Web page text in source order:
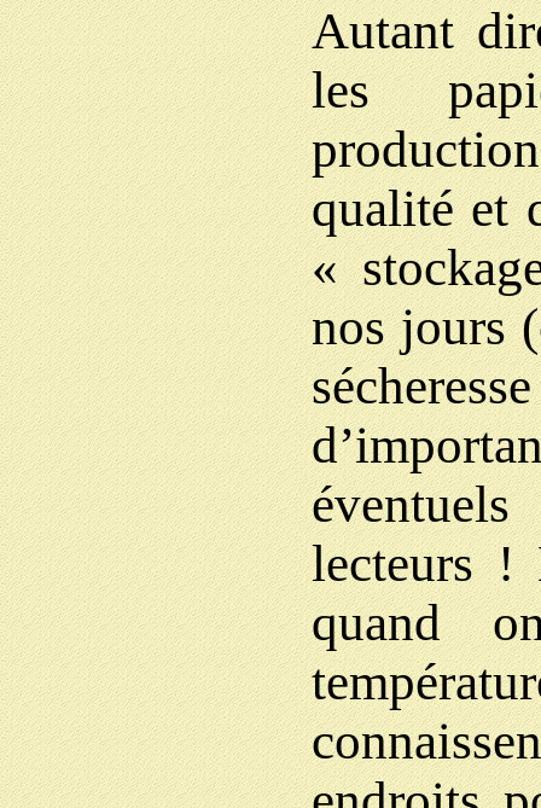
Autant
les
qualité et
«
nos jours
lecteurs !
quand